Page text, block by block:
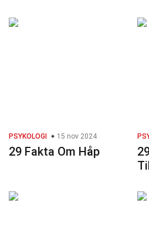
PSYKOLOGI 15 nov 2024
29 Fakta Om Håp